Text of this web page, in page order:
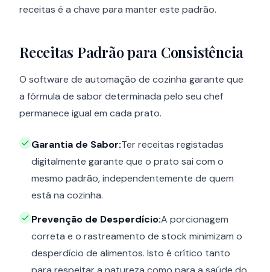
receitas é a chave para manter este padrão.
Receitas Padrão para Consistência
O software de automação de cozinha garante que
a fórmula de sabor determinada pelo seu chef
permanece igual em cada prato.
Garantia de Sabor:Ter receitas registadas
digitalmente garante que o prato sai com o
mesmo padrão, independentemente de quem
está na cozinha.
Prevenção de Desperdício:A porcionagem
correta e o rastreamento de stock minimizam o
desperdício de alimentos. Isto é crítico tanto